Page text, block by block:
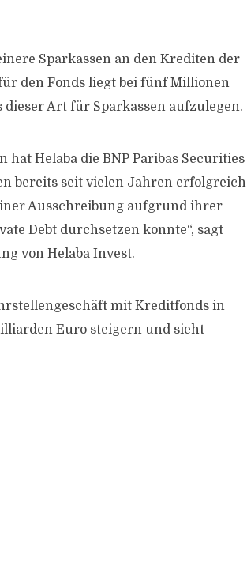
Sparkassen an den Krediten der
den Fonds liegt bei fünf Millionen
Art für Sparkassen aufzulegen.
Helaba die BNP Paribas Securities
bereits seit vielen Jahren erfolgreich
Ausschreibung aufgrund ihrer
Debt durchsetzen konnte“, sagt
von Helaba Invest.
mit Kreditfonds in
Euro steigern und sieht